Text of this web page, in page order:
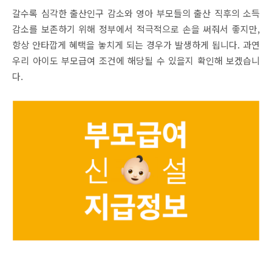
갈수록 심각한 출산인구 감소와 영아 부모들의 출산 직후의 소득
감소를 보존하기 위해 정부에서 적극적으로 손을 써줘서 좋지만,
항상 안타깝게 혜택을 놓치게 되는 경우가 발생하게 됩니다. 과연
우리 아이도 부모급여 조건에 해당될 수 있을지 확인해 보겠습니
다.